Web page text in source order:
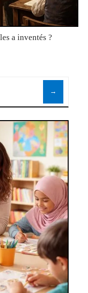
a inventés ?